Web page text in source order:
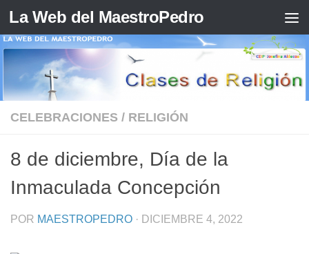
Saltar al contenido
La Web del MaestroPedro
CELEBRACIONES / RELIGIÓN
8 de diciembre, Día de la
Inmaculada Concepción
POR MAESTROPEDRO · DICIEMBRE 4, 2022